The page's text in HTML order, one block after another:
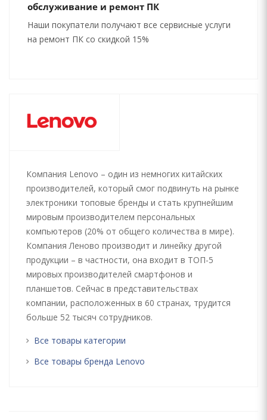
обслуживание и ремонт ПК
Наши покупатели получают все сервисные услуги
на ремонт ПК со скидкой 15%
Компания Lenovo – один из немногих китайских
производителей, который смог подвинуть на рынке
электроники топовые бренды и стать крупнейшим
мировым производителем персональных
компьютеров (20% от общего количества в мире).
Компания Леново производит и линейку другой
продукции – в частности, она входит в ТОП-5
мировых производителей смартфонов и
планшетов. Сейчас в представительствах
компании, расположенных в 60 странах, трудится
больше 52 тысяч сотрудников.
Все товары категории
Все товары бренда Lenovo